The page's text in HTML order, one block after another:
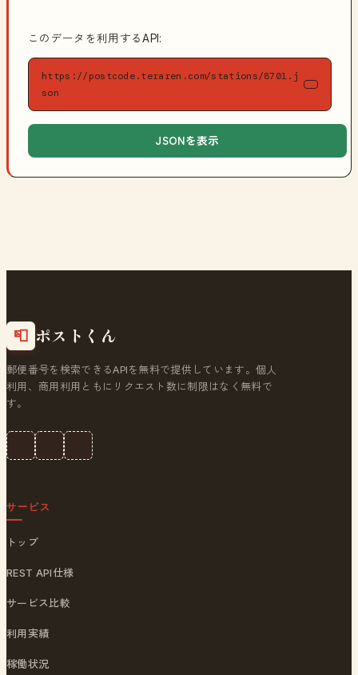
このデータを利用するAPI:
https://postcode.teraren.com/stations/8701.j
son
JSONを表示
📮 ポストくん
郵便番号を検索できるAPIを無料で提供しています。個人
利用、商用利用ともにリクエスト数に制限はなく無料で
す。
サービス
トップ
REST API仕様
サービス比較
利用実績
稼働状況